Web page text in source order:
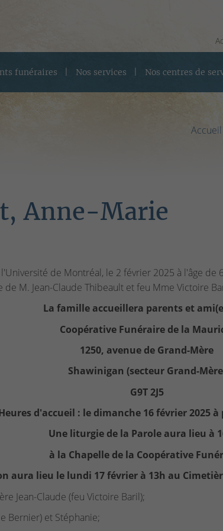
funéraires Nos services Nos centres de
Accueil
Anne-Marie
de Montréal, le 2 février 2025 à l'âge de
de M. Jean-Claude Thibeault et feu Mme Victoire
La famille accueillera parents et
Coopérative Funéraire de la
1250, avenue de Grand-Mère
Shawinigan (secteur Grand-
G9T 2J5
d'accueil : le dimanche 16 février 2025
Une liturgie de la Parole aura lieu à
à la Chapelle de la Coopérative
aura lieu le lundi 17 février à 13h au
Jean-Claude (feu Victoire Baril);
Bernier) et Stéphanie;